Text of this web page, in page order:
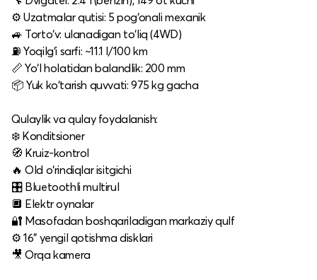
⚙️ Uzatmalar qutisi: 5 pog‘onali mexanik
🚙 Torto‘v: ulanadigan to‘liq (4WD)
⛽ Yoqilg‘i sarfi: ~11.1 l/100 km
📏 Yo‘l holatidan balandlik: 200 mm
📦 Yuk ko‘tarish quvvati: 975 kg gacha
Qulaylik va qulay foydalanish:
❄️ Konditsioner
🧭 Kruiz-kontrol
🔥 Old o‘rindiqlar isitgichi
🎛 Bluetoothli multirul
🔲 Elektr oynalar
🔐 Masofadan boshqariladigan markaziy qulf
⚙️ 16" yengil qotishma disklari
🎥 Orqa kamera